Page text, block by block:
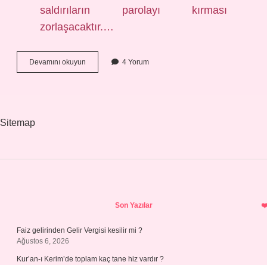
saldırıların parolayı kırması
zorlaşacaktır.…
Devamını okuyun
Şifre
4 Yorum
Sitemap
Son Yazılar
Faiz gelirinden Gelir Vergisi kesilir mi ?
Ağustos 6, 2026
Kur’an-ı Kerim’de toplam kaç tane hiz vardır ?